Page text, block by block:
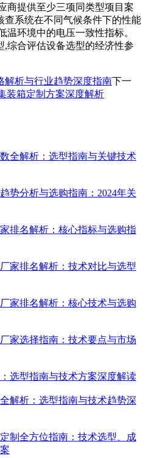
商提供至少三项同类型项目案
查系统在不同气候条件下的性能
温环境中的电压一致性指标。
综合评估设备选型的经济性参
解析与行业趋势深度指南下一
装箱定制方案深度解析
全解析：选型指南与关键技术
势分析与选购指南：2024年关
排名解析：核心指标与选购指
家排名解析：技术对比与选型
家排名解析：核心技术与选购
家选择指南：技术要点与市场
选型指南与技术方案深度解读
解析：选型指南与技术趋势深
制全方位指南：技术选型、成